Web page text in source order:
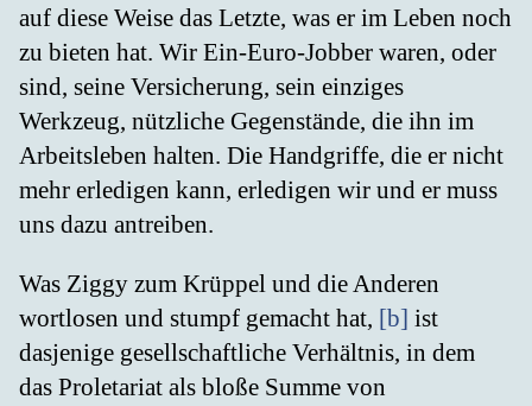
auf diese Weise das Letzte, was er im Leben noch
zu bieten hat. Wir Ein-Euro-Jobber waren, oder
sind, seine Versicherung, sein einziges
Werkzeug, nützliche Gegenstände, die ihn im
Arbeitsleben halten. Die Handgriffe, die er nicht
mehr erledigen kann, erledigen wir und er muss
uns dazu antreiben.
Was Ziggy zum Krüppel und die Anderen
wortlosen und stumpf gemacht hat, [b] ist
dasjenige gesellschaftliche Verhältnis, in dem
das Proletariat als bloße Summe von